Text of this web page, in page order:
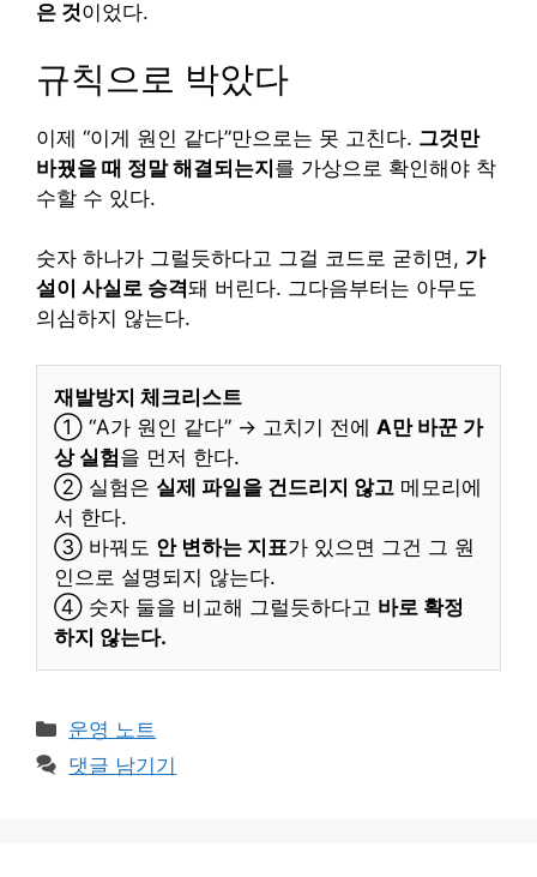
은 것이었다.
규칙으로 박았다
이제 “이게 원인 같다”만으로는 못 고친다. 그것만
바꿨을 때 정말 해결되는지를 가상으로 확인해야 착
수할 수 있다.
숫자 하나가 그럴듯하다고 그걸 코드로 굳히면, 가
설이 사실로 승격돼 버린다. 그다음부터는 아무도
의심하지 않는다.
재발방지 체크리스트
① “A가 원인 같다” → 고치기 전에 A만 바꾼 가
상 실험을 먼저 한다.
② 실험은 실제 파일을 건드리지 않고 메모리에
서 한다.
③ 바꿔도 안 변하는 지표가 있으면 그건 그 원
인으로 설명되지 않는다.
④ 숫자 둘을 비교해 그럴듯하다고 바로 확정
하지 않는다.
카
테
고
운영 노트
댓글 남기기